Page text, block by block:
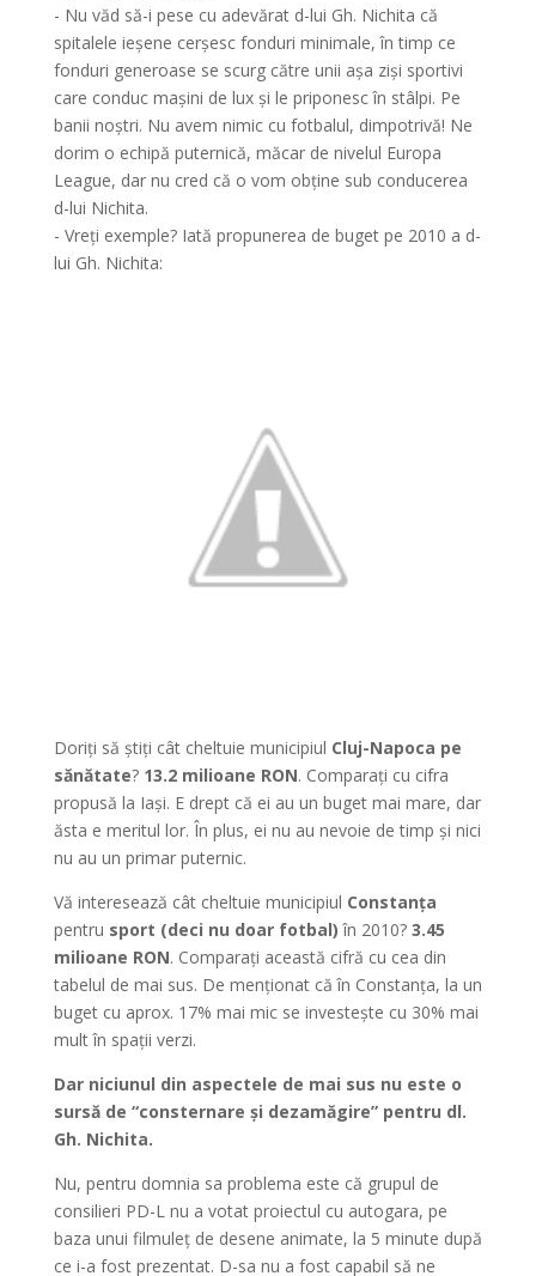
- Nu văd să-i pese cu adevărat d-lui Gh. Nichita că
spitalele ieșene cerșesc fonduri minimale, în timp ce
fonduri generoase se scurg către unii așa ziși sportivi
care conduc mașini de lux și le priponesc în stâlpi. Pe
banii noștri. Nu avem nimic cu fotbalul, dimpotrivă! Ne
dorim o echipă puternică, măcar de nivelul Europa
League, dar nu cred că o vom obține sub conducerea
d-lui Nichita.
- Vreți exemple? Iată propunerea de buget pe 2010 a d-
lui Gh. Nichita:
Doriți să știți cât cheltuie municipiul Cluj-Napoca pe
sănătate? 13.2 milioane RON. Comparați cu cifra
propusă la Iași. E drept că ei au un buget mai mare, dar
ăsta e meritul lor. În plus, ei nu au nevoie de timp și nici
nu au un primar puternic.
Vă interesează cât cheltuie municipiul Constanța
pentru sport (deci nu doar fotbal) în 2010? 3.45
milioane RON. Comparați această cifră cu cea din
tabelul de mai sus. De menționat că în Constanța, la un
buget cu aprox. 17% mai mic se investește cu 30% mai
mult în spații verzi.
Dar niciunul din aspectele de mai sus nu este o
sursă de “consternare și dezamăgire” pentru dl.
Gh. Nichita.
Nu, pentru domnia sa problema este că grupul de
consilieri PD-L nu a votat proiectul cu autogara, pe
baza unui filmuleț de desene animate, la 5 minute după
ce i-a fost prezentat. D-sa nu a fost capabil să ne